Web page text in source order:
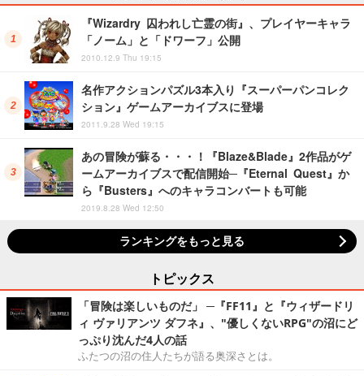
『Wizardry 囚われし亡霊の街』、プレイヤーキャラ
「ノーム」と「ドワーフ」公開
2010.12.9 Thu 19:15
名作アクションパズル3本入り『スーパーパンコレク
ション』ゲームアーカイブスに登場
2011.9.28 Wed 19:15
あの冒険が蘇る・・・！『Blaze&Blade』2作品がゲ
ームアーカイブスで配信開始─『Eternal Quest』か
ら『Busters』へのキャラコンバートも可能
2019.8.28 Wed 12:50
ランキングをもっと見る
トピックス
「冒険は楽しいものだ」 ─『FF11』と『ウィザードリ
ィ ヴァリアンツ ダフネ』、"優しくないRPG"の沼にど
っぷり沈んだ4人の話
ふたつの沼の住人たちが語る奥深さとは。